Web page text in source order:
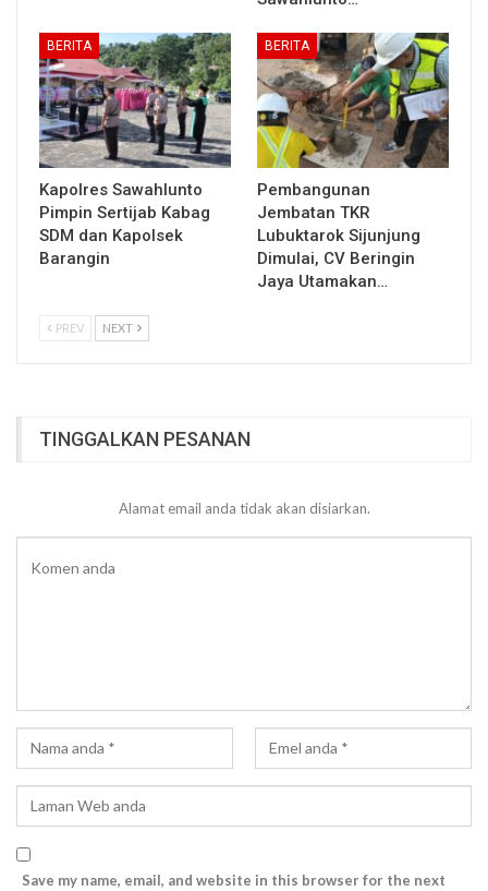
BERITA
Kapolres Sawahlunto
Pimpin Sertijab Kabag
SDM dan Kapolsek
Barangin
BERITA
Pembangunan
Jembatan TKR
Lubuktarok Sijunjung
Dimulai, CV Beringin
Jaya Utamakan…
PREV NEXT
TINGGALKAN PESANAN
Alamat email anda tidak akan disiarkan.
Save my name, email, and website in this browser for the next